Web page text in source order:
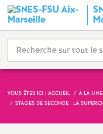
VOUS ÊTES ICI : ACCUEIL
A LA UNE
STAGES DE SECONDE : LA